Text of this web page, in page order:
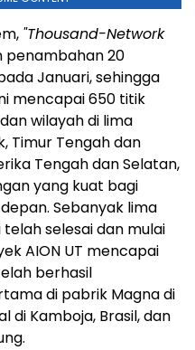
"Thousand-Network
penambahan 20
Januari, sehingga
mencapai 650 titik
wilayah di lima
Timur Tengah dan
Tengah dan Selatan,
yang kuat bagi
Sebanyak lima
selesai dan mulai
AION UT mencapai
berhasil
di pabrik Magna di
di Kamboja, Brasil, dan